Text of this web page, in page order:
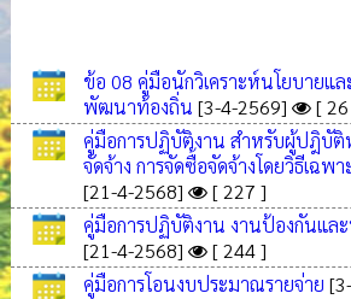
ข้อ 08 คู่มือนักวิเคราะห์นโยบายแ
พัฒนาท้องถิ่น [3-4-2569]
[
คู่มือการปฏิบัติงาน สำหรับผู้ปฎิบัติ
จัดจ้าง การจัดซื้อจัดจ้างโดยวิธีเฉพา
[21-4-2568]
[ 227 ]
คู่มือการปฏิบัติงาน งานป้องกันและ
[21-4-2568]
[ 244 ]
คู่มือการโอนงบประมาณรายจ่าย